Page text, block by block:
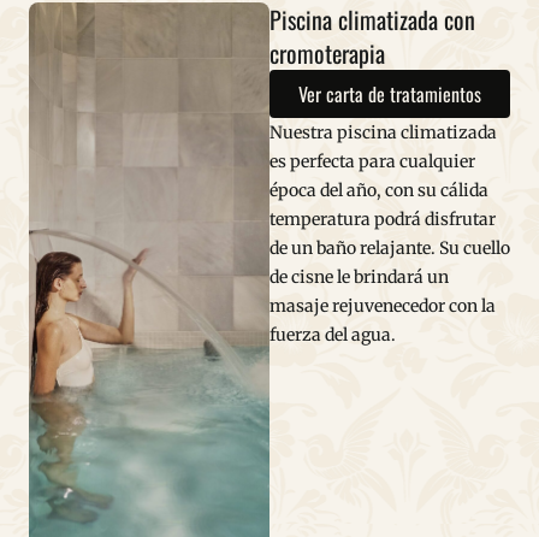
Piscina climatizada con
cromoterapia
Ver carta de tratamientos
Nuestra piscina climatizada
es perfecta para cualquier
época del año, con su cálida
temperatura podrá disfrutar
de un baño relajante. Su cuello
de cisne le brindará un
masaje rejuvenecedor con la
fuerza del agua.